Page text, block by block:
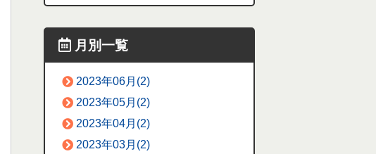
月別一覧
2023年06月(2)
2023年05月(2)
2023年04月(2)
2023年03月(2)